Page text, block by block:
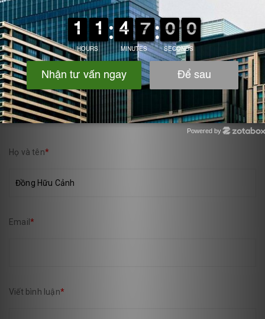
chọn khi mua bàn thao tác.
VIẾT BÌNH LUẬN CỦA BẠN:
Họ và tên*
Email *
Viết bình luận*
Powered by